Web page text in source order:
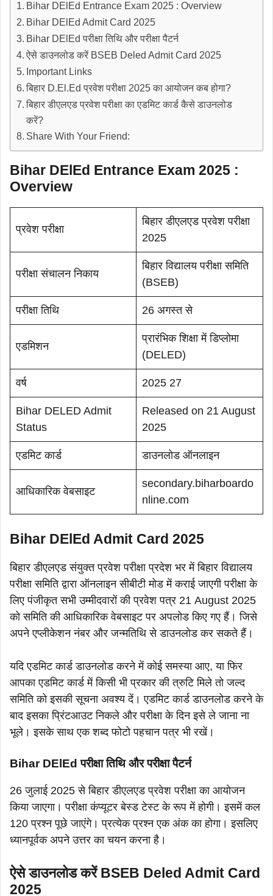
Bihar DElEd Entrance Exam 2025 : Overview
Bihar DElEd Admit Card 2025
Bihar DElEd परीक्षा तिथि और परीक्षा पैटर्न
ऐसे डाउनलोड करें BSEB Deled Admit Card 2025
Important Links
बिहार D.El.Ed प्रवेश परीक्षा 2025 का आयोजन कब होगा?
बिहार डीएलएड प्रवेश परीक्षा का एडमिट कार्ड कैसे डाउनलोड
करें?
Share With Your Friend:
Bihar DElEd Entrance Exam 2025 :
Overview
प्रवेश परीक्षा
बिहार डीएलएड प्रवेश परीक्षा
2025
परीक्षा संचालन निकाय
बिहार विद्यालय परीक्षा समिति
(BSEB)
परीक्षा तिथि 26 अगस्त से
एडमिशन
प्रारंभिक शिक्षा में डिप्लोमा
(DELED)
वर्ष 2025 27
Bihar DELED Admit
Status
Released on 21 August
2025
एडमिट कार्ड डाउनलोड ऑनलाइन
आधिकारिक वेबसाइट
secondary.biharboardo
nline.com
Bihar DElEd Admit Card 2025
बिहार डीएलएड संयुक्त प्रवेश परीक्षा प्रदेश भर में बिहार विद्यालय
परीक्षा समिति द्वारा ऑनलाइन सीबीटी मोड में कराई जाएगी परीक्षा के
लिए पंजीकृत सभी उम्मीदवारों की प्रवेश पत्र 21 August 2025
को समिति की आधिकारिक वेबसाइट पर अपलोड किए गए हैं। जिसे
अपने एप्लीकेशन नंबर और जन्मतिथि से डाउनलोड कर सकते हैं।
यदि एडमिट कार्ड डाउनलोड करने में कोई समस्या आए, या फिर
आपका एडमिट कार्ड में किसी भी प्रकार की त्रुटि मिले तो जल्द
समिति को इसकी सूचना अवश्य दें। एडमिट कार्ड डाउनलोड करने के
बाद इसका प्रिंटआउट निकले और परीक्षा के दिन इसे ले जाना ना
भूले। इसके साथ एक शब्द फोटो पहचान पत्र भी रखें।
Bihar DElEd परीक्षा तिथि और परीक्षा पैटर्न
26 जुलाई 2025 से बिहार डीएलएड प्रवेश परीक्षा का आयोजन
किया जाएगा। परीक्षा कंप्यूटर बेस्ड टेस्ट के रूप में होगी। इसमें कल
120 प्रश्न पूछे जाएंगे। प्रत्येक प्रश्न एक अंक का होगा। इसलिए
ध्यानपूर्वक अपने उत्तर का चयन करना है।
ऐसे डाउनलोड करें BSEB Deled Admit Card
2025